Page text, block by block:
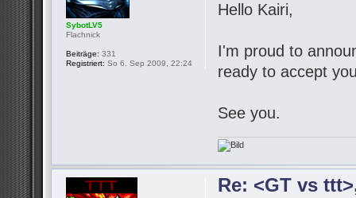
Hello Kairi,
I'm proud to
ready to accept
See you.
SybotLV5
Flachnick
Beiträge: 331
Registriert: So 6. Sep 2009, 22:24
Re: <GT vs